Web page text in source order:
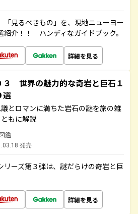
「見るべきもの」を、現地ニューヨー
紹介！！ ハンディなガイドブック。
詳細を見る
３ 世界の魅力的な奇岩と巨石１
選
とロマンに満ちた岩石の謎を旅の雑
もに解説
鑑
発売
リーズ第３弾は、謎だらけの奇岩と巨
詳細を見る